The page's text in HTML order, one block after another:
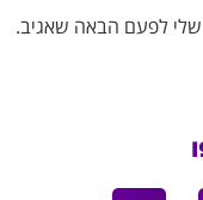
לפעם הבאה שאגיב.